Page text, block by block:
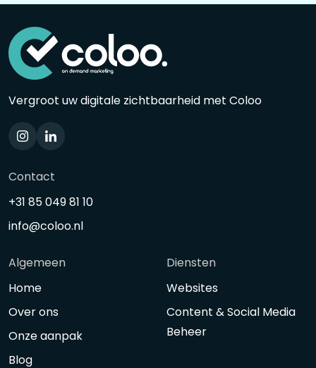
Vergroot uw digitale zichtbaarheid met Coloo
Contact
+31 85 049 81 10
info@coloo.nl
Algemeen
Home
Over ons
Onze aanpak
Blog
Diensten
Websites
Content & Social Media
Beheer